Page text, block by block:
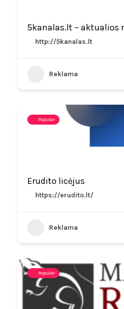
http://5kanalas.lt
Reklama
Popular
Erudito licėjus
https://erudito.lt/
Reklama
Popular